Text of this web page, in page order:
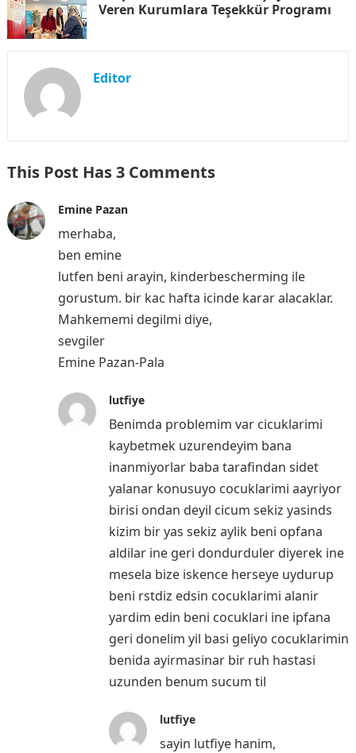
Veren Kurumlara Teşekkür Programı
Editor
This Post Has 3 Comments
Emine Pazan
merhaba,
ben emine
lutfen beni arayin, kinderbescherming ile
gorustum. bir kac hafta icinde karar alacaklar.
Mahkememi degilmi diye,
sevgiler
Emine Pazan-Pala
lutfiye
Benimda problemim var cicuklarimi
kaybetmek uzurendeyim bana
inanmiyorlar baba tarafindan sidet
yalanar konusuyo cocuklarimi aayriyor
birisi ondan deyil cicum sekiz yasinds
kizim bir yas sekiz aylik beni opfana
aldilar ine geri dondurduler diyerek ine
mesela bize iskence herseye uydurup
beni rstdiz edsin cocuklarimi alanir
yardim edin beni cocuklari ine ipfana
geri donelim yil basi geliyo cocuklarimin
benida ayirmasinar bir ruh hastasi
uzunden benum sucum til
lutfiye
sayin lutfiye hanim,